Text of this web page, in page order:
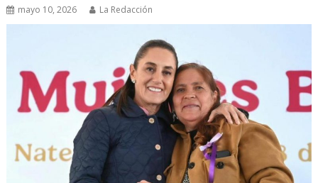
mayo 10, 2026 La Redacción